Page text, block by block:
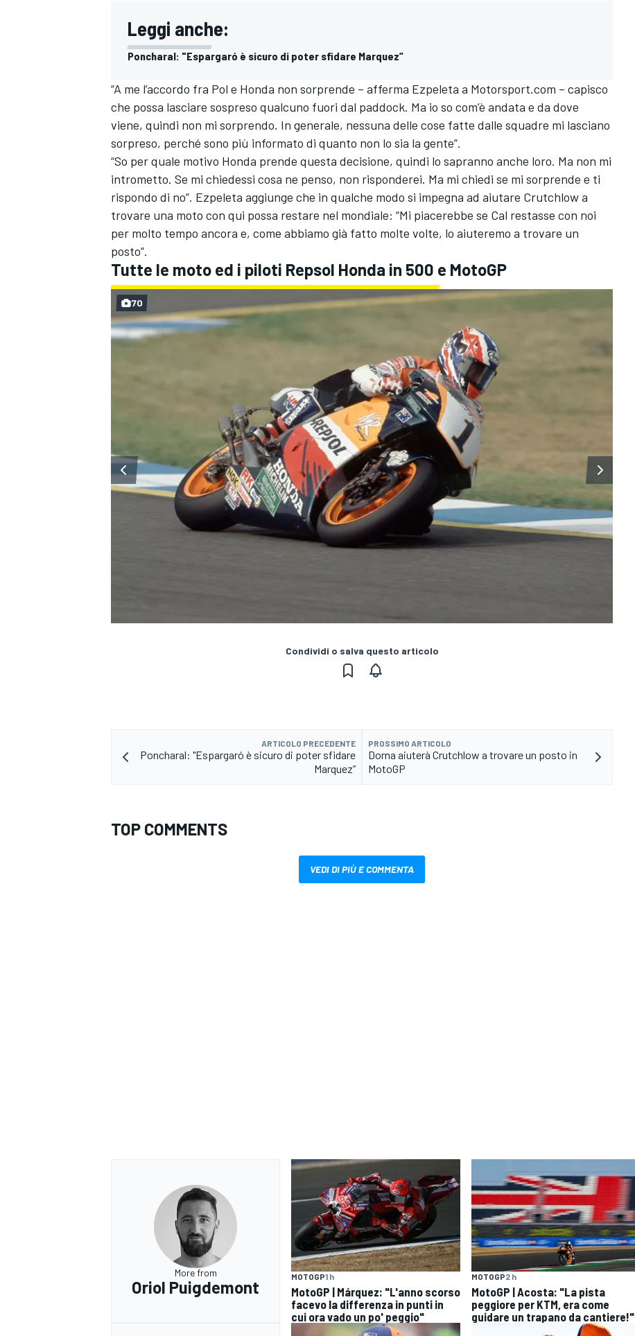
ENDURANCE/GT
Leggi anche:
Poncharal: "Espargaró è sicuro di poter sfidare Marquez”
“A me l’accordo fra Pol e Honda non sorprende – afferma Ezpeleta a Motorsport.com – capisco
che possa lasciare sospreso qualcuno fuori dal paddock. Ma io so com’è andata e da dove
viene, quindi non mi sorprendo. In generale, nessuna delle cose fatte dalle squadre mi lasciano
sorpreso, perché sono più informato di quanto non lo sia la gente”.
“So per quale motivo Honda prende questa decisione, quindi lo sapranno anche loro. Ma non mi
intrometto. Se mi chiedessi cosa ne penso, non risponderei. Ma mi chiedi se mi sorprende e ti
rispondo di no”. Ezpeleta aggiunge che in qualche modo si impegna ad aiutare Crutchlow a
trovare una moto con qui possa restare nel mondiale: “Mi piacerebbe se Cal restasse con noi
per molto tempo ancora e, come abbiamo già fatto molte volte, lo aiuteremo a trovare un
posto”.
Tutte le moto ed i piloti Repsol Honda in 500 e MotoGP
70
Condividi o salva questo articolo
ARTICOLO PRECEDENTE
Poncharal: "Espargaró è sicuro di poter sfidare
Marquez”
PROSSIMO ARTICOLO
Dorna aiuterà Crutchlow a trovare un posto in
MotoGP
TOP COMMENTS
VEDI DI PIÙ E COMMENTA
More from
Oriol Puigdemont
MOTOGP1 h
MotoGP | Márquez: "L'anno scorso
facevo la differenza in punti in
cui ora vado un po' peggio"
MOTOGP2 h
MotoGP | Acosta: "La pista
peggiore per KTM, era come
guidare un trapano da cantiere!"